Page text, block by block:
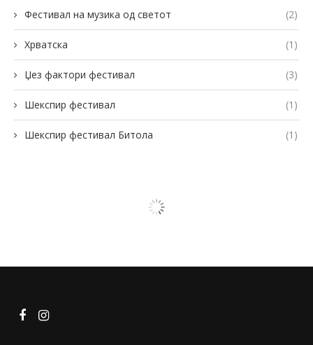
Фестивал на музика од светот (2)
Хрватска (1)
Џез фактори фестивал (3)
Шекспир фестивал (1)
Шекспир фестивал Битола (1)